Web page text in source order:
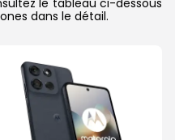
dans le détail.